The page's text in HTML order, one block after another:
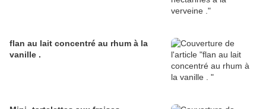
flan au lait concentré au rhum à la
vanille .